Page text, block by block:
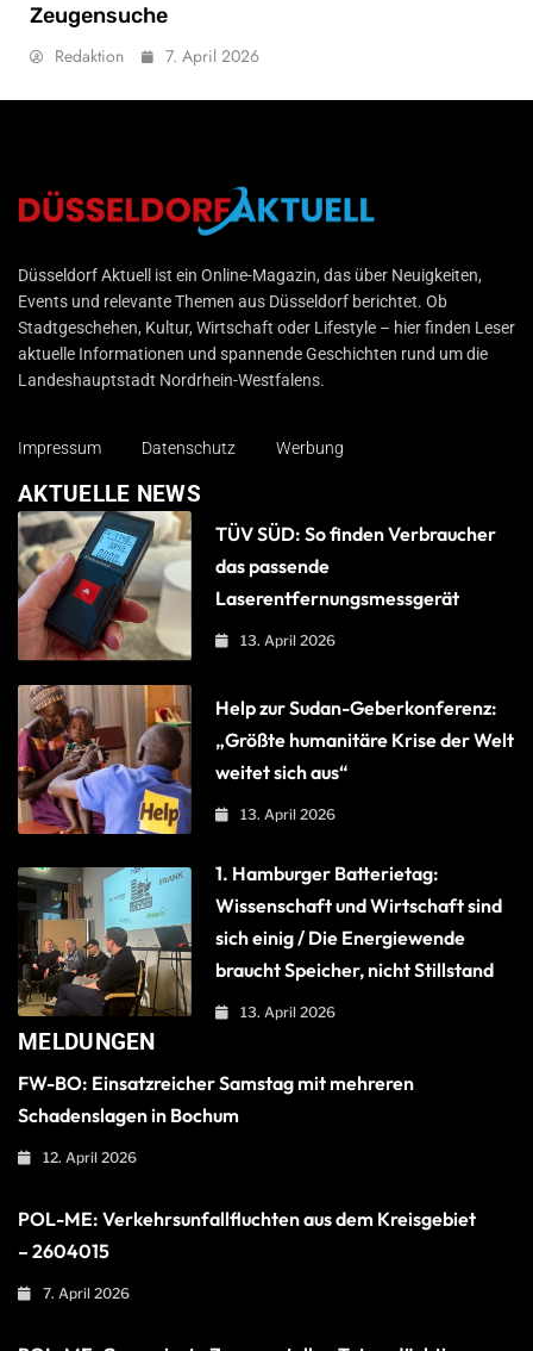
Zeugensuche
Redaktion 7. April 2026
Düsseldorf Aktuell
Düsseldorf Aktuell ist ein Online-Magazin, das über Neuigkeiten,
Events und relevante Themen aus Düsseldorf berichtet. Ob
Stadtgeschehen, Kultur, Wirtschaft oder Lifestyle – hier finden Leser
aktuelle Informationen und spannende Geschichten rund um die
Landeshauptstadt Nordrhein-Westfalens.
Impressum Datenschutz Werbung
AKTUELLE NEWS
TÜV SÜD: So finden Verbraucher
das passende
Laserentfernungsmessgerät
13. April 2026
Help zur Sudan-Geberkonferenz:
„Größte humanitäre Krise der Welt
weitet sich aus“
13. April 2026
1. Hamburger Batterietag:
Wissenschaft und Wirtschaft sind
sich einig / Die Energiewende
braucht Speicher, nicht Stillstand
13. April 2026
MELDUNGEN
FW-BO: Einsatzreicher Samstag mit mehreren
Schadenslagen in Bochum
12. April 2026
POL-ME: Verkehrsunfallfluchten aus dem Kreisgebiet
– 2604015
7. April 2026